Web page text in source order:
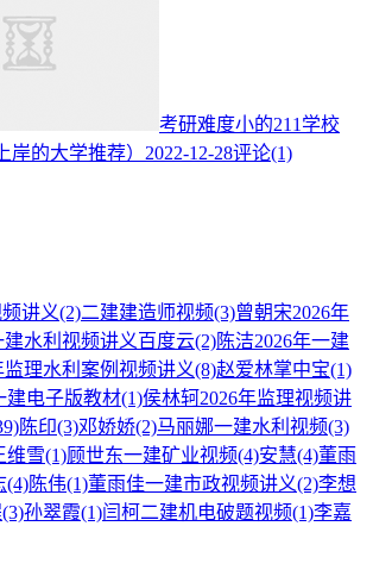
考研难度小的211学校
岸的大学推荐） 2022-12-28评论(1)
讲义(2)二建建造师视频(3)曾朝宋2026年
建水利视频讲义百度云(2)陈洁2026年一建
监理水利案例视频讲义(8)赵爱林掌中宝(1)
建电子版教材(1)侯林轲2026年监理视频讲
陈印(3)邓娇娇(2)马丽娜一建水利视频(3)
维雪(1)顾世东一建矿业视频(4)安慧(4)董雨
(4)陈伟(1)董雨佳一建市政视频讲义(2)李想
(3)孙翠霞(1)闫柯二建机电破题视频(1)李嘉